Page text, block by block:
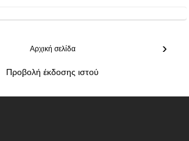
›
Αρχική σελίδα
Προβολή έκδοσης ιστού